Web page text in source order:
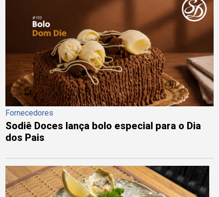
Fornecedores
Sodiê Doces lança bolo especial para o Dia
dos Pais